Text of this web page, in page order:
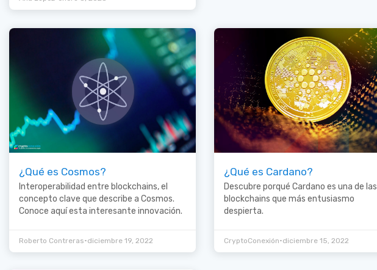
¿Qué es Cosmos?
Interoperabilidad entre blockchains, el
concepto clave que describe a Cosmos.
Conoce aquí esta interesante innovación.
Roberto Contreras•diciembre 19, 2022
¿Qué es Cardano?
Descubre porqué Cardano es una de las
blockchains que más entusiasmo
despierta.
CryptoConexión•diciembre 15, 2022